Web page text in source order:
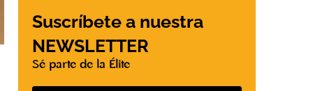
Suscríbete a nuestra
NEWSLETTER
Sé parte de la Élite